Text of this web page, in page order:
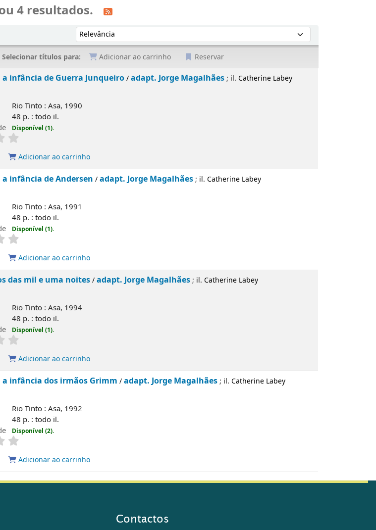
4 resultados.
Ordenar por:
Selecionar títulos para: Adicionar ao carrinho Reservar
a infância de Guerra Junqueiro/adapt. Jorge Magalhães; il. Catherine Labey
Rio Tinto : Asa, 1990
48 p. : todo il.
Disponível (1).
Adicionar ao carrinho
a infância de Andersen /adapt. Jorge Magalhães; il. Catherine Labey
Rio Tinto : Asa, 1991
48 p. : todo il.
Disponível (1).
Adicionar ao carrinho
das mil e uma noites/adapt. Jorge Magalhães; il. Catherine Labey
Rio Tinto : Asa, 1994
48 p. : todo il.
Disponível (1).
Adicionar ao carrinho
a infância dos irmãos Grimm /adapt. Jorge Magalhães; il. Catherine Labey
Rio Tinto : Asa, 1992
48 p. : todo il.
Disponível (2).
Adicionar ao carrinho
Contactos